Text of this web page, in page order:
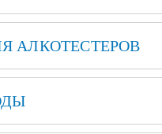
АЛКОТЕСТЕРОВ